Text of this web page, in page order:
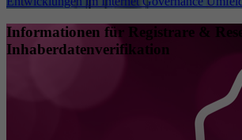
Informationen für Registrare &
Inhaberdatenverifikation